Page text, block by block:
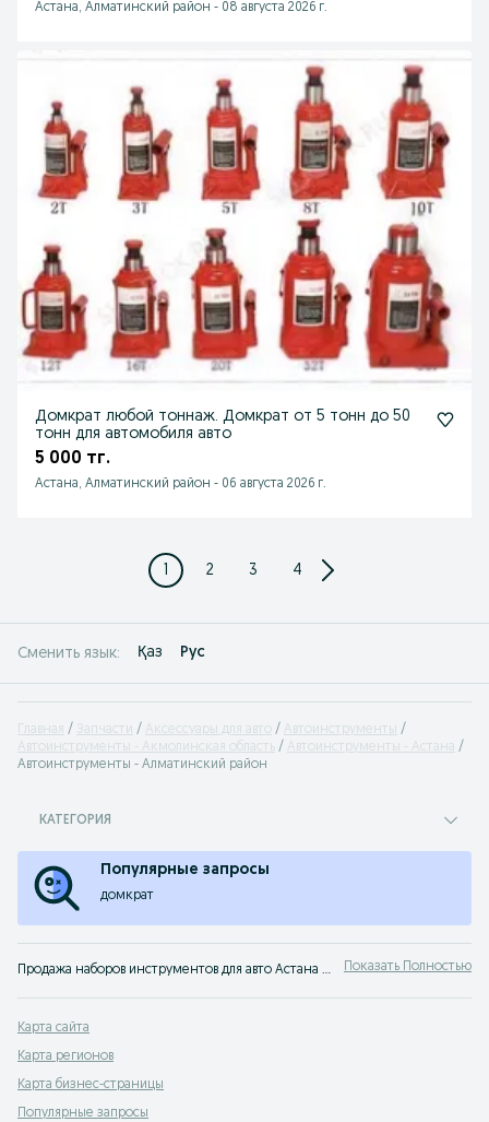
Астана, Алматинский район - 08 августа 2026 г.
Домкрат любой тоннаж. Домкрат от 5 тонн до 50
тонн для автомобиля авто
5 000 тг.
Астана, Алматинский район - 06 августа 2026 г.
1 2 3 4
Сменить язык: Қаз Рус
Главная Запчасти Аксессуары для авто
Автоинструменты
Автоинструменты - Акмолинская область
Автоинструменты - Астана
Автоинструменты - Алматинский район
КАТЕГОРИЯ
Популярные запросы
домкрат
Продажа наборов инструментов для авто Астана ✔️ Большой выбор новых и бу инструментов для машины по низким ценам на OLX.kz! Показать Полностью
Карта сайта
Карта регионов
Карта бизнес-страницы
Популярные запросы